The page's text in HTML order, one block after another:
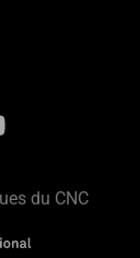
du CNC